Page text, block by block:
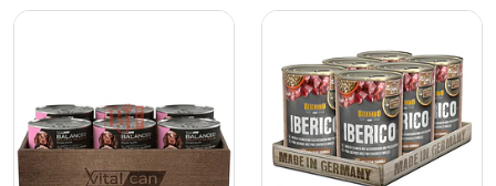
Añadido
Añadido